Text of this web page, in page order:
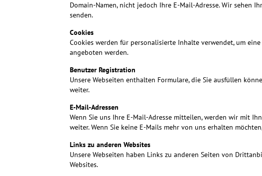
Domain-Namen, nicht jedoch Ihre E-Mail-Adresse. Wir sehen
senden.
Cookies
Cookies werden für personalisierte Inhalte verwendet, um
angeboten werden.
Benutzer Registration
Unsere Webseiten enthalten Formulare, die Sie ausfüllen
weiter.
E-Mail-Adressen
Wenn Sie uns Ihre E-Mail-Adresse mitteilen, werden wir mit
weiter. Wenn Sie keine E-Mails mehr von uns erhalten
Links zu anderen Websites
Unsere Webseiten haben Links zu anderen Seiten von
Websites.